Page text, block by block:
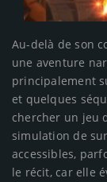
Au-delà de son
une aventure
principalement
et quelques
chercher un jeu
simulation de
accessibles,
le récit, car elle